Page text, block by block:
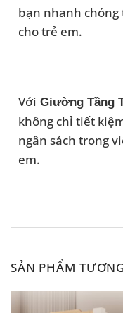
bạn nhanh
cho trẻ em.
Với Giường Tầng
không chỉ tiết
ngân sách trong
em.
SẢN PHẨM